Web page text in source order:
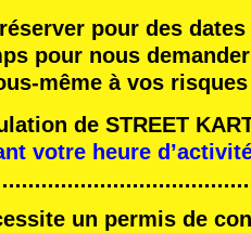
pour des
pour nous
même à vos
de STREET
votre heure
un permis de